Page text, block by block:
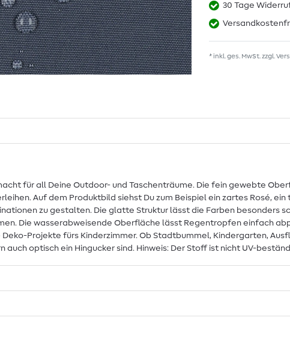
30 Tage
* inkl. ges. MwSt. zzgl.
für all Deine Outdoor- und Taschenträume. Die fein gewebte
Auf dem Produktbild siehst Du zum Beispiel ein zartes Rosé,
zu gestalten. Die glatte Struktur lässt die Farben besonders
Die wasserabweisende Oberfläche lässt Regentropfen einfach
Projekte fürs Kinderzimmer. Ob Stadtbummel, Kindergarten,
auch optisch ein Hingucker sind. Hinweis: Der Stoff ist nicht UV-